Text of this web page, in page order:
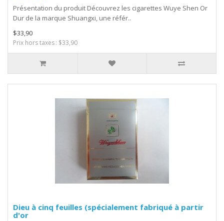
Présentation du produit Découvrez les cigarettes Wuye Shen Or
Dur de la marque Shuangxi, une référ..
$33,90
Prix hors taxes : $33,90
Dieu à cinq feuilles (spécialement fabriqué à partir
d'or